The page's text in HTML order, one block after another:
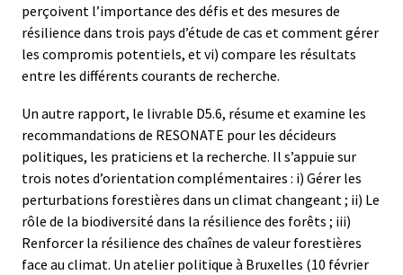
perçoivent l’importance des défis et des mesures de
résilience dans trois pays d’étude de cas et comment gérer
les compromis potentiels, et vi) compare les résultats
entre les différents courants de recherche.
Un autre rapport, le livrable D5.6, résume et examine les
recommandations de RESONATE pour les décideurs
politiques, les praticiens et la recherche. Il s’appuie sur
trois notes d’orientation complémentaires : i) Gérer les
perturbations forestières dans un climat changeant ; ii) Le
rôle de la biodiversité dans la résilience des forêts ; iii)
Renforcer la résilience des chaînes de valeur forestières
face au climat. Un atelier politique à Bruxelles (10 février